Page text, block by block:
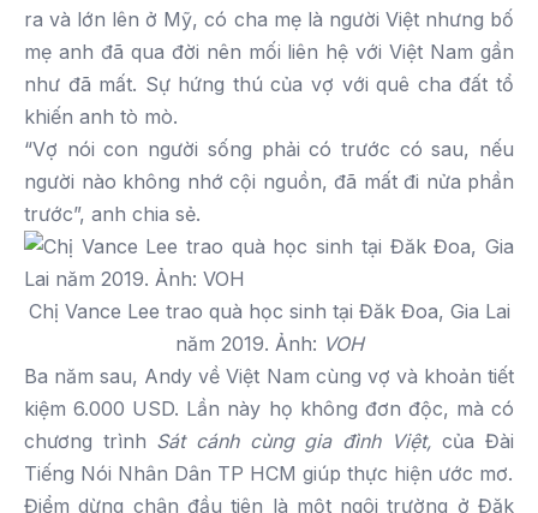
ra và lớn lên ở Mỹ, có cha mẹ là người Việt nhưng bố
mẹ anh đã qua đời nên mối liên hệ với Việt Nam gần
như đã mất. Sự hứng thú của vợ với quê cha đất tổ
khiến anh tò mò.
“Vợ nói con người sống phải có trước có sau, nếu
người nào không nhớ cội nguồn, đã mất đi nửa phần
trước”, anh chia sẻ.
Chị Vance Lee trao quà học sinh tại Đăk Đoa, Gia Lai
năm 2019. Ảnh: VOH
Ba năm sau, Andy về Việt Nam cùng vợ và khoản tiết
kiệm 6.000 USD. Lần này họ không đơn độc, mà có
chương trình Sát cánh cùng gia đình Việt, của Đài
Tiếng Nói Nhân Dân TP HCM giúp thực hiện ước mơ.
Điểm dừng chân đầu tiên là một ngôi trường ở Đăk